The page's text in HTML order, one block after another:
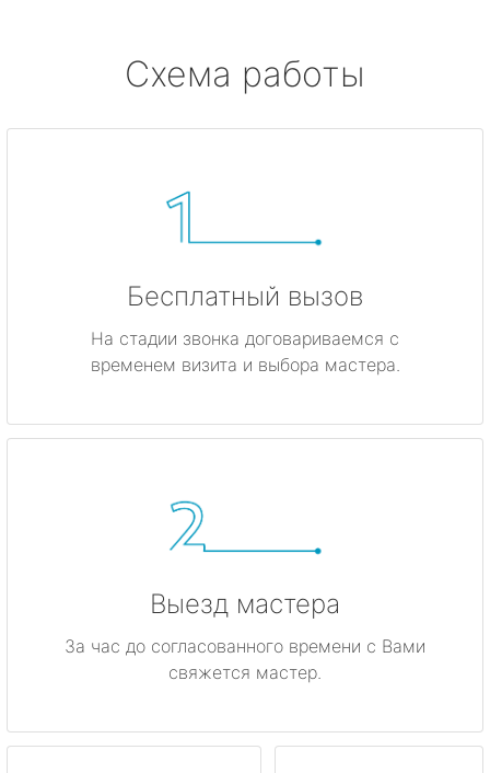
Схема работы
Бесплатный вызов
На стадии звонка договариваемся с
временем визита и выбора мастера.
Выезд мастера
За час до согласованного времени с Вами
свяжется мастер.